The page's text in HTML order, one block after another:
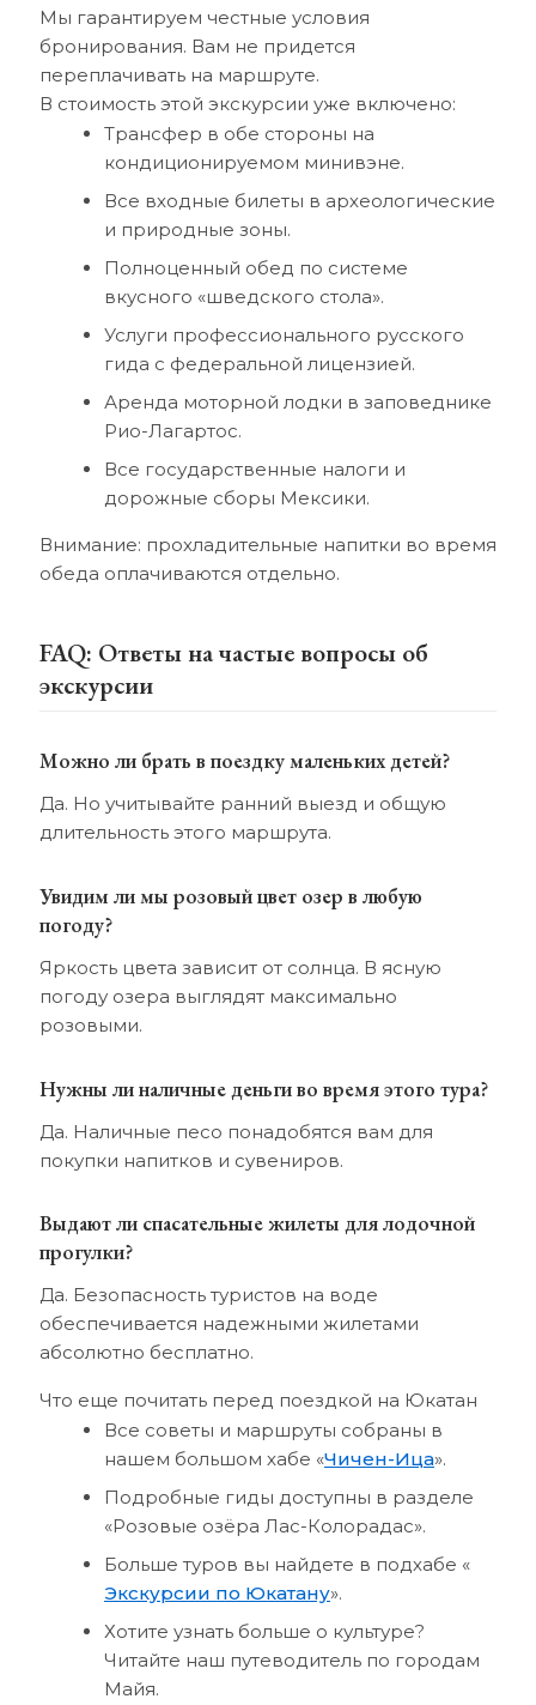
Мы гарантируем честные условия
бронирования. Вам не придется
переплачивать на маршруте.
В стоимость этой экскурсии уже включено:
Трансфер в обе стороны на
кондиционируемом минивэне.
Все входные билеты в археологические
и природные зоны.
Полноценный обед по системе
вкусного «шведского стола».
Услуги профессионального русского
гида с федеральной лицензией.
Аренда моторной лодки в заповеднике
Рио-Лагартос.
Все государственные налоги и
дорожные сборы Мексики.
Внимание: прохладительные напитки во время
обеда оплачиваются отдельно.
FAQ: Ответы на частые вопросы об
экскурсии
Можно ли брать в поездку маленьких детей?
Да. Но учитывайте ранний выезд и общую
длительность этого маршрута.
Увидим ли мы розовый цвет озер в любую
погоду?
Яркость цвета зависит от солнца. В ясную
погоду озера выглядят максимально
розовыми.
Нужны ли наличные деньги во время этого тура?
Да. Наличные песо понадобятся вам для
покупки напитков и сувениров.
Выдают ли спасательные жилеты для лодочной
прогулки?
Да. Безопасность туристов на воде
обеспечивается надежными жилетами
абсолютно бесплатно.
Что еще почитать перед поездкой на Юкатан
Все советы и маршруты собраны в
нашем большом хабе «Чичен-Ица».
Подробные гиды доступны в разделе
«Розовые озёра Лас-Колорадас».
Больше туров вы найдете в подхабе «
Экскурсии по Юкатану».
Хотите узнать больше о культуре?
Читайте наш путеводитель по городам
Майя.